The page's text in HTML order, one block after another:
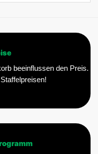
beeinflussen den Preis.